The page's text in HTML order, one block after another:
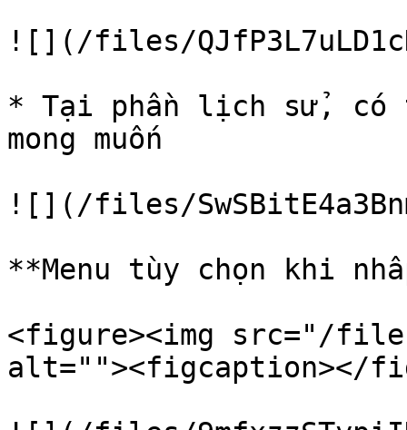
![](/files/
* Tại phần lịch sử, có
mong muốn
![](/files/
**Menu tùy chọn khi
<figure><img src="/files/
alt=""><figcaption></